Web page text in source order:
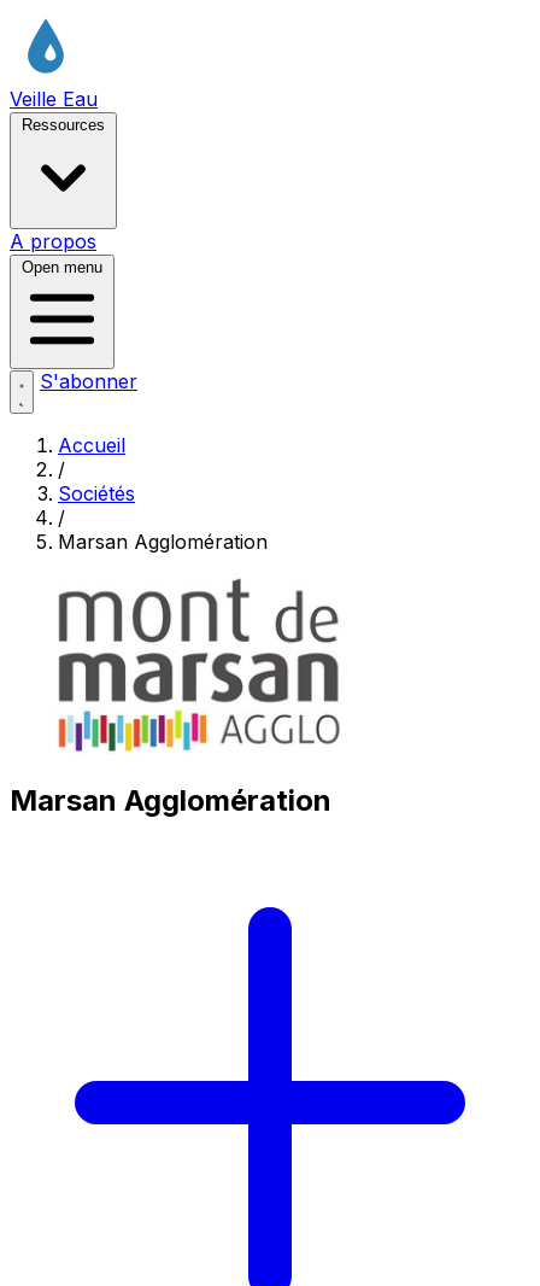
Veille Eau
Ressources
A propos
Open menu
S'abonner
Accueil
/
Sociétés
/
Marsan Agglomération
Marsan Agglomération